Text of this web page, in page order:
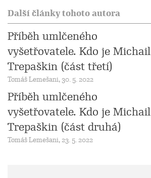
Další články tohoto autora
Příběh umlčeného
vyšetřovatele. Kdo je Michail
Trepaškin (část třetí)
Tomáš Lemešani, 30. 5. 2022
Příběh umlčeného
vyšetřovatele. Kdo je Michail
Trepaškin (část druhá)
Tomáš Lemešani, 23. 5. 2022